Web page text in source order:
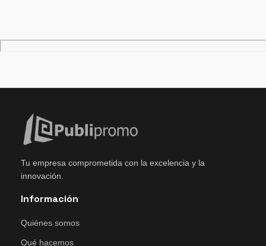
Tu empresa comprometida con la excelencia y la
innovación.
Información
Quiénes somos
Qué hacemos